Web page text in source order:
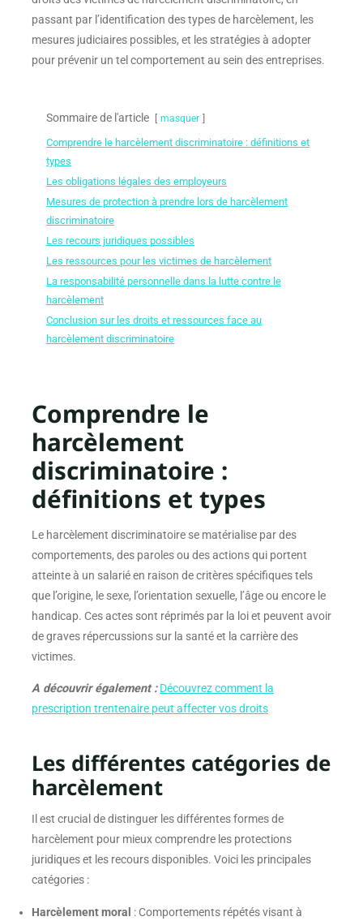
passant par l’identification des types de harcèlement, les
mesures judiciaires possibles, et les stratégies à adopter
pour prévenir un tel comportement au sein des entreprises.
Sommaire de l'article masquer
Comprendre le harcèlement discriminatoire : définitions et
types
Les obligations légales des employeurs
Mesures de protection à prendre lors de harcèlement
discriminatoire
Les recours juridiques possibles
Les ressources pour les victimes de harcèlement
La responsabilité personnelle dans la lutte contre le
harcèlement
Conclusion sur les droits et ressources face au
harcèlement discriminatoire
Comprendre le
harcèlement
discriminatoire :
définitions et types
Le harcèlement discriminatoire se matérialise par des
comportements, des paroles ou des actions qui portent
atteinte à un salarié en raison de critères spécifiques tels
que l’origine, le sexe, l’orientation sexuelle, l’âge ou encore le
handicap. Ces actes sont réprimés par la loi et peuvent avoir
de graves répercussions sur la santé et la carrière des
victimes.
A découvrir également : Découvrez comment la
prescription trentenaire peut affecter vos droits
Les différentes catégories de
harcèlement
Il est crucial de distinguer les différentes formes de
harcèlement pour mieux comprendre les protections
juridiques et les recours disponibles. Voici les principales
catégories :
Harcèlement moral : Comportements répétés visant à